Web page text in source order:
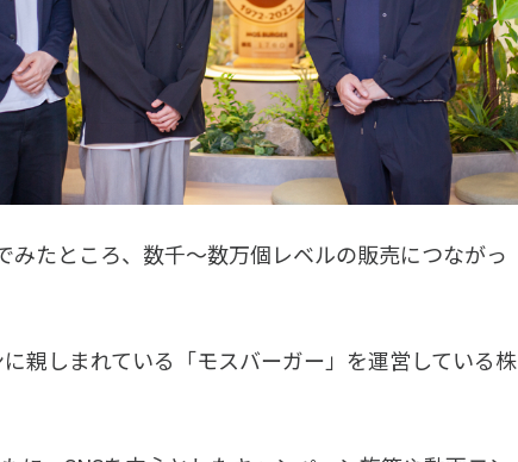
みたところ、数千〜数万個レベルの販売につながっ
親しまれている「モスバーガー」を運営している株